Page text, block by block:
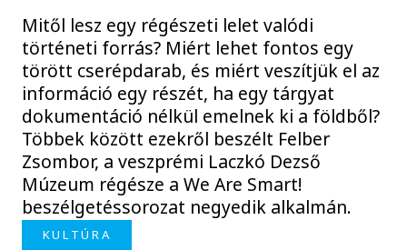
Mitől lesz egy régészeti lelet valódi
történeti forrás? Miért lehet fontos egy
törött cserépdarab, és miért veszítjük el az
információ egy részét, ha egy tárgyat
dokumentáció nélkül emelnek ki a földből?
Többek között ezekről beszélt Felber
Zsombor, a veszprémi Laczkó Dezső
Múzeum régésze a We Are Smart!
beszélgetéssorozat negyedik alkalmán.
KULTÚRA